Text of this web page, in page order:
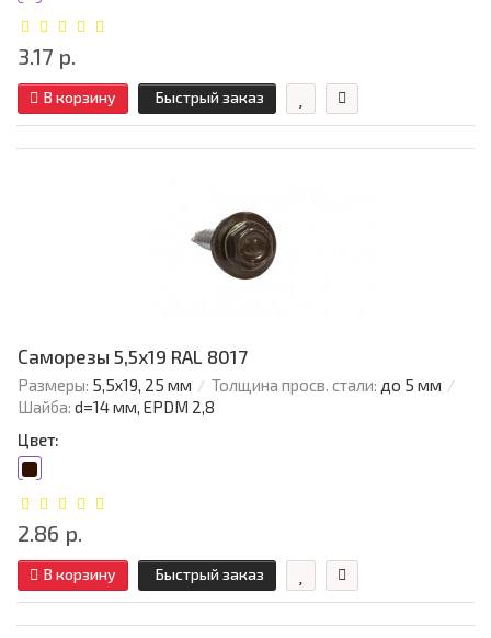
3.17 р.
В корзину Быстрый заказ
Саморезы 5,5х19 RAL 8017
Размеры: 5,5х19, 25 мм Толщина просв. стали: до 5 мм
Шайба: d=14 мм, EPDM 2,8
Цвет:
2.86 р.
В корзину Быстрый заказ